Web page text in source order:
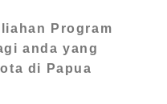
Program
anda yang
di Papua